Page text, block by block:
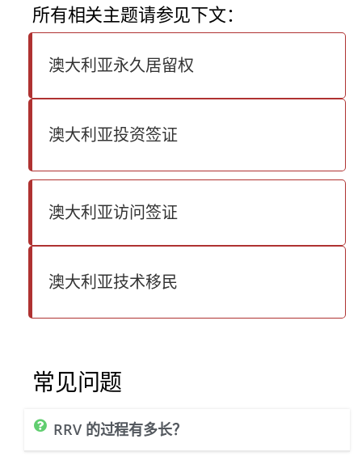
所有相关主题请参见下文：
澳大利亚永久居留权
澳大利亚投资签证
澳大利亚访问签证
澳大利亚技术移民
常见问题
RRV 的过程有多长？